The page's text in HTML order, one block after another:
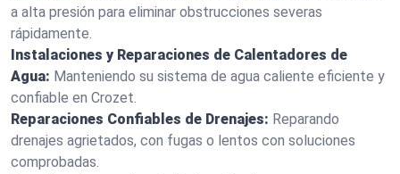
a alta presión para eliminar obstrucciones severas
rápidamente.
Instalaciones y Reparaciones de Calentadores de
Agua: Manteniendo su sistema de agua caliente eficiente y
confiable en Crozet.
Reparaciones Confiables de Drenajes: Reparando
drenajes agrietados, con fugas o lentos con soluciones
comprobadas.